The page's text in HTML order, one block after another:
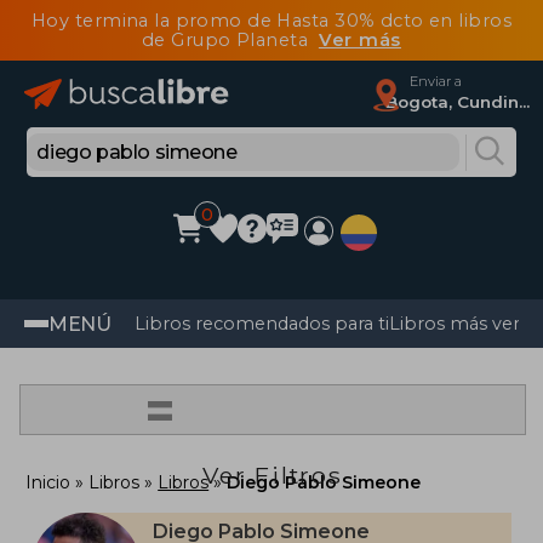
Hoy termina la promo de Hasta 30% dcto en libros
de Grupo Planeta Ver más
Enviar a
Bogota, Cundinamarca
0
MENÚ Libros recomendados para tiLibros más
=
Ver Filtros
Inicio Libros Libros Diego Pablo Simeone
Diego Pablo Simeone